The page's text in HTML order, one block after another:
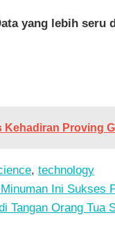
yang lebih seru
Kehadiran Proving
, technology
Ini Sukses
Tangan Orang Tua